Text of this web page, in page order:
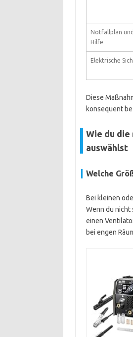
Notfallplan
Hilfe
Elektrische
Diese
konsequent
Wie du die
auswählst
Welche
Bei kleinen
Wenn du nicht
einen
bei engen